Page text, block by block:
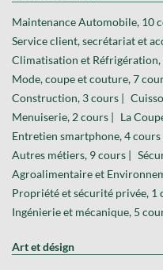
Maintenance Automobile, 10
Service client, secrétariat et
Climatisation et Réfrigération,
Mode, coupe et couture, 7
Construction, 3 cours |
Menuiserie, 2 cours |
La
Entretien smartphone, 4 cours |
Autres métiers, 9 cours |
Agroalimentaire et
Propriété et sécurité privée, 1
Ingénierie et mécanique, 5
Art et désign